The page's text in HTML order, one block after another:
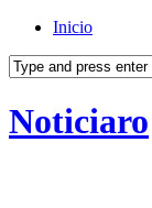
Inicio
Noticiaro